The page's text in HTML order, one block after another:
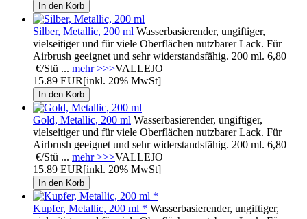
Silber, Metallic, 200 ml Wasserbasierender, ungiftiger,
vielseitiger und für viele Oberflächen nutzbarer Lack. Für
Airbrush geeignet und sehr widerstandsfähig. 200 ml. 6,80
€/Stü ... mehr >>>VALLEJO
15.89 EUR[inkl. 20% MwSt]
Gold, Metallic, 200 ml Wasserbasierender, ungiftiger,
vielseitiger und für viele Oberflächen nutzbarer Lack. Für
Airbrush geeignet und sehr widerstandsfähig. 200 ml. 6,80
€/Stü ... mehr >>>VALLEJO
15.89 EUR[inkl. 20% MwSt]
Kupfer, Metallic, 200 ml * Wasserbasierender, ungiftiger,